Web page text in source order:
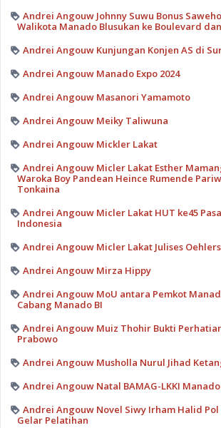
Andrei Angouw Johnny Suwu Bonus
Walikota Manado Blusukan ke Boulevard
Andrei Angouw Kunjungan Konjen AS di
Andrei Angouw Manado Expo 2024
Andrei Angouw Masanori Yamamoto
Andrei Angouw Meiky Taliwuna
Andrei Angouw Mickler Lakat
Andrei Angouw Micler Lakat Esther
Waroka Boy Pandean Heince Rumende
Tonkaina
Andrei Angouw Micler Lakat HUT ke45
Indonesia
Andrei Angouw Micler Lakat Julises
Andrei Angouw Mirza Hippy
Andrei Angouw MoU antara Pemkot
Cabang Manado BI
Andrei Angouw Muiz Thohir Bukti
Prabowo
Andrei Angouw Musholla Nurul Jihad
Andrei Angouw Natal BAMAG-LKKI Manado
Andrei Angouw Novel Siwy Irham Halid Pol
Gelar Pelatihan